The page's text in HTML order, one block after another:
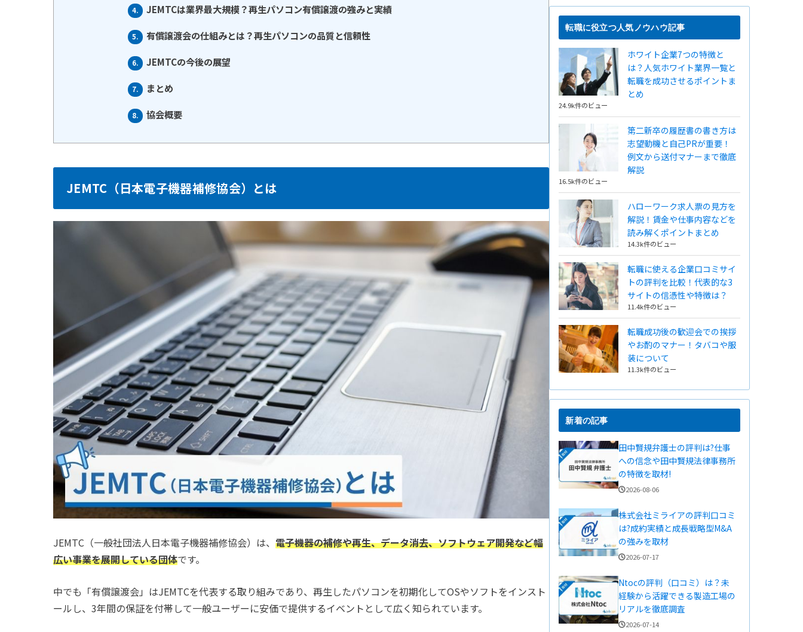
4. JEMTCは業界最大規模？再生パソコン有償譲渡の強みと実績
5. 有償譲渡会の仕組みとは？再生パソコンの品質と信頼性
6. JEMTCの今後の展望
7. まとめ
8. 協会概要
JEMTC（日本電子機器補修協会）とは
JEMTC（一般社団法人日本電子機器補修協会）は、 電子機器の補修や再生、データ消去、ソフトウェア開発など幅
広い事業を展開している団体です。
中でも「有償譲渡会」はJEMTCを代表する取り組みであり、再生したパソコンを初期化してOSやソフトをインスト
ールし、3年間の保証を付帯して一般ユーザーに安価で提供するイベントとして広く知られています。
転職に役立つ人気ノウハウ記事
ホワイト企業7つの特徴と
は？人気ホワイト業界一覧と
転職を成功させるポイントま
とめ
24.9k件のビュー
第二新卒の履歴書の書き方は
志望動機と自己PRが重要！
例文から送付マナーまで徹底
解説
16.5k件のビュー
ハローワーク求人票の見方を
解説！賃金や仕事内容などを
読み解くポイントまとめ
14.3k件のビュー
転職に使える企業口コミサイ
トの評判を比較！代表的な3
サイトの信憑性や特徴は？
11.4k件のビュー
転職成功後の歓迎会での挨拶
やお酌のマナー！タバコや服
装について
11.3k件のビュー
新着の記事
田中賢規弁護士の評判は?仕事
への信念や田中賢規法律事務所
の特徴を取材!
2026-08-06
株式会社ミライアの評判口コミ
は?成約実績と成長戦略型M&A
の強みを取材
2026-07-17
Ntocの評判（口コミ）は？未
経験から活躍できる製造工場の
リアルを徹底調査
2026-07-14